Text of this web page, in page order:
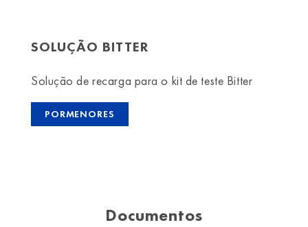
SOLUÇÃO BITTER
Solução de recarga para o kit de teste Bitter
PORMENORES
Documentos